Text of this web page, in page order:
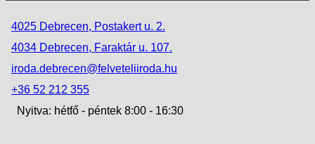
4025 Debrecen, Postakert u. 2.
4034 Debrecen, Faraktár u. 107.
iroda.debrecen@felveteliiroda.hu
+36 52 212 355
Nyitva: hétfő - péntek 8:00 - 16:30